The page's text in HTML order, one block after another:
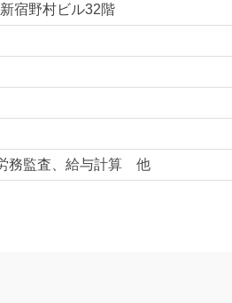
宿野村ビル32階
務監査、給与計算 他